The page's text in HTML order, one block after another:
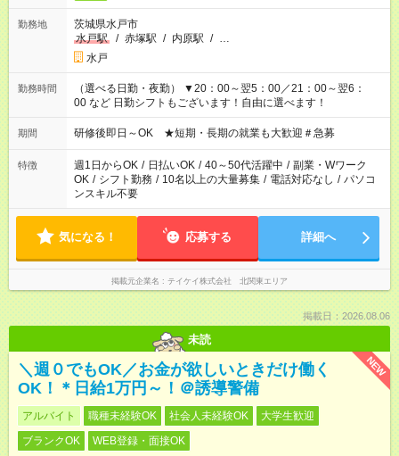
勤務地
茨城県水戸市
水戸駅
/ 赤塚駅 / 内原駅 / …
水戸
勤務時間
（選べる日勤・夜勤） ▼20：00～翌5：00／21：00～翌6：
00 など 日勤シフトもございます！自由に選べます！
期間 研修後即日～OK ★短期・長期の就業も大歓迎＃急募
特徴 週1日からOK / 日払いOK / 40～50代活躍中 / 副業・Wワーク
OK / シフト勤務 / 10名以上の大量募集 / 電話対応なし / パソコ
ンスキル不要
気になる！ 応募する 詳細へ
掲載元企業名 テイケイ株式会社 北関東エリア
掲載日：2026.08.06
未読
NEW
＼週０でもOK／お金が欲しいときだけ働く
OK！＊日給1万円～！＠誘導警備
アルバイト 職種未経験OK 社会人未経験OK
大学生歓迎
ブランクOK
WEB登録・面接OK